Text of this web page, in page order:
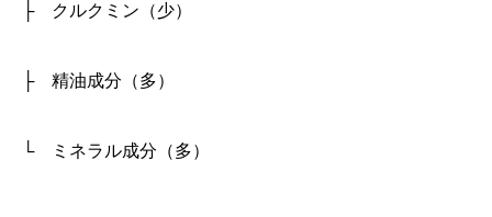
├ クルクミン（少）
├ 精油成分（多）
└ ミネラル成分（多）